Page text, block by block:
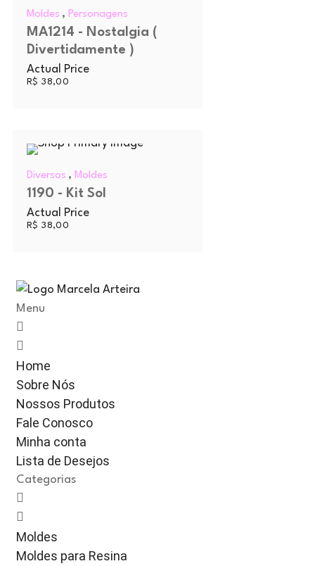
Moldes , Personagens
MA1214 - Nostalgia (
Divertidamente )
Actual Price
R$ 38,00
Diversos , Moldes
1190 - Kit Sol
Actual Price
R$ 38,00
Menu
Home
Sobre Nós
Nossos Produtos
Fale Conosco
Minha conta
Lista de Desejos
Categorias
Moldes
Moldes para Resina